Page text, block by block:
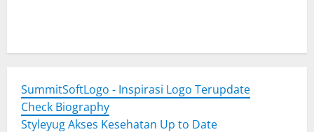
SummitSoftLogo - Inspirasi Logo Terupdate
Check Biography
Styleyug Akses Kesehatan Up to Date